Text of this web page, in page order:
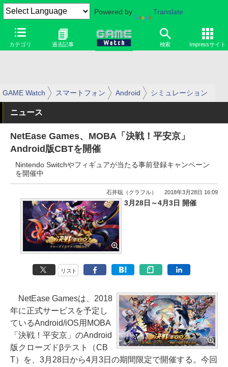
Powered by Translate
カテゴリ 過去記事 検索 Impressサイト
GAME Watch スマートフォン Android シミュレーション
ニュース
NetEase Games、MOBA「決戦！平安京」
Android版CBTを開催
Nintendo Switchやフィギュアが当たる事前登録キャンペーン
を開催中
石井聡（クラフル） 2018年3月28日 16:09
3月28日～4月3日 開催
リスト
NetEase Gamesは、2018
年に正式サービスを予定し
ているAndroid/iOS用MOBA
「決戦！平安京」のAndroid
版クローズドβテスト（CB
T）を、3月28日から4月3日の期間限定で開催する。今回